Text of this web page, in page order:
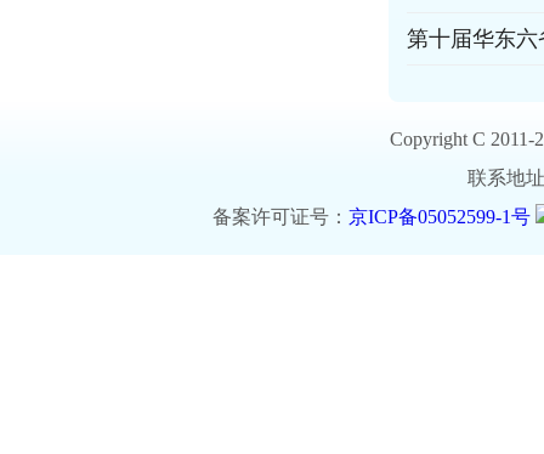
第十届华东
Copyright C
联系地
备案许可证号： 京ICP备05052599-1号